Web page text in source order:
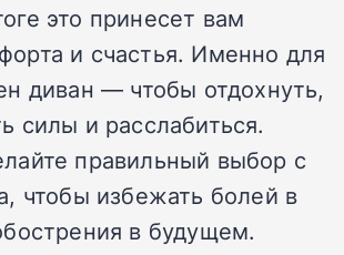
это принесет вам
и счастья. Именно для
диван — чтобы отдохнуть,
силы и расслабиться.
правильный выбор с
чтобы избежать болей в
в будущем.